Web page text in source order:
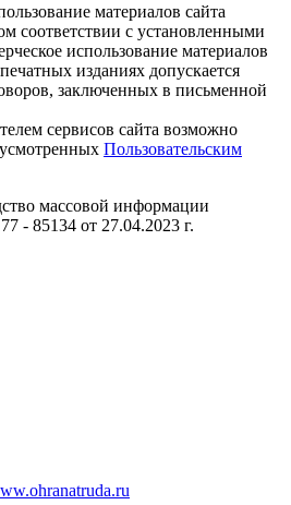
материалов сайта
соответствии с установленными
использование материалов
изданиях допускается
заключенных в письменной
сервисов сайта возможно
Пользовательским
массовой информации
- 85134 от 27.04.2023 г.